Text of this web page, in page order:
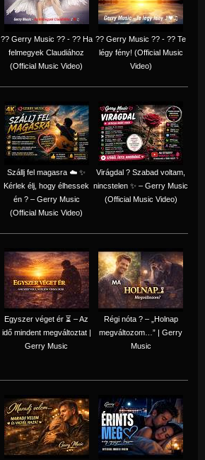
?? Gerry Music ?? - ?? Ha
felmegyek Claudiához
(Official Music Video)
?? Gerry Music ?? - ?? Te
légy fény! (Official Music
Video)
Szállj fel magasra ☁️ ✨
Kérlek élj, hogy élhessek
én ? – Gerry Music
(Official Music Video)
Virágdal ? Szabad voltam,
nincstelen ✨ – Gerry Music
(Official Music Video)
Egyszer véget ér ⏳ – Az
idő mindent megváltoztat |
Gerry Music
Régi nóta ? – „Holnap
megváltozom…” | Gerry
Music